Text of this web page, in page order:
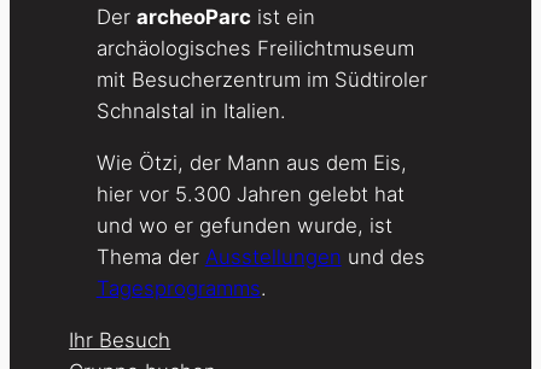
Der archeoParc ist ein
archäologisches Freilichtmuseum
mit Besucherzentrum im Südtiroler
Schnalstal in Italien.
Wie Ötzi, der Mann aus dem Eis,
hier vor 5.300 Jahren gelebt hat
und wo er gefunden wurde, ist
Thema der Ausstellungen und des
Tagesprogramms.
Ihr Besuch